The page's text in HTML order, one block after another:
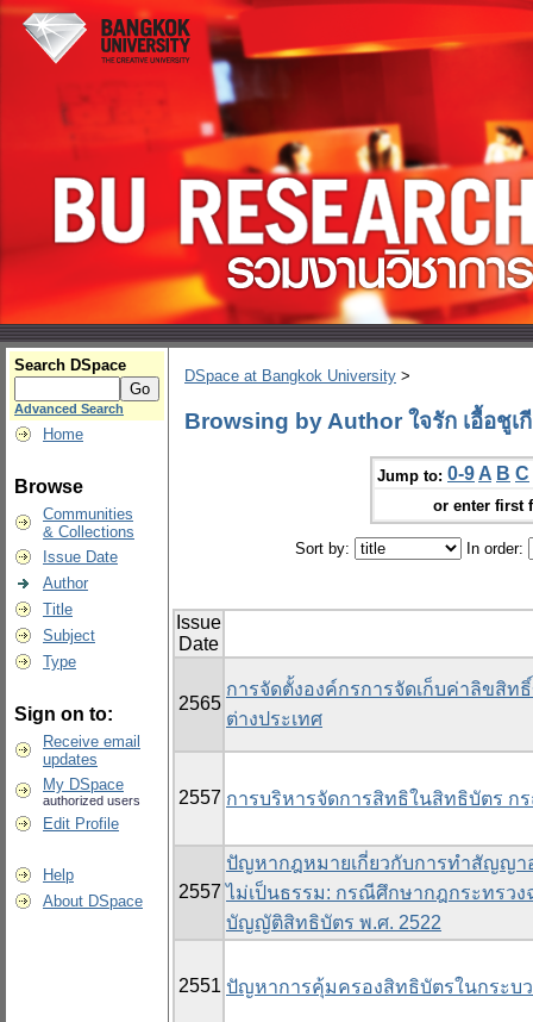
Search DSpace
Advanced Search
Home
Browse
Communities
& Collections
Issue Date
Author
Title
Subject
Type
Sign on to:
Receive email
updates
My DSpace
authorized users
Edit Profile
Help
About DSpace
DSpace at Bangkok University >
Browsing by Author ใจรัก เอื้อชูเ
Jump to: 0-9 A B C
or enter first
Sort by: In order:
Issue
Date
2565
การจัดตั้งองค์กรการจัดเก็บค่าลิขสิท
ต่างประเทศ
2557 การบริหารจัดการสิทธิในสิทธิบัตร
2557
ปัญหากฎหมายเกี่ยวกับการทำสัญญ
ไม่เป็นธรรม: กรณีศึกษากฎกระทรว
บัญญัติสิทธิบัตร พ.ศ. 2522
2551 ปัญหาการคุ้มครองสิทธิบัตรในกระบ